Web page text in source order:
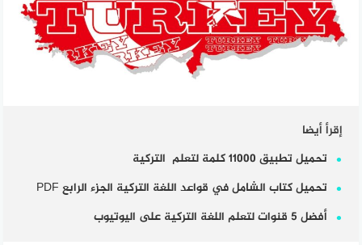
إقرأ أيضا
تحميل تطبيق 11000 كلمة لتعلم التركية
تحميل كتاب الشامل في قواعد اللغة التركية الجزء الرابع PDF
أفضل 5 قنوات لتعلم اللغة التركية على اليوتيوب